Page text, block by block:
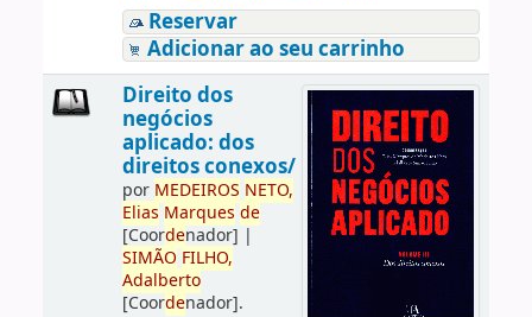
Reservar
Adicionar ao seu carrinho
Direito dos
negócios
aplicado: dos
direitos conexos/
por MEDEIROS NETO,
Elias Marques de
[Coordenador] |
SIMÃO FILHO,
Adalberto
[Coordenador].